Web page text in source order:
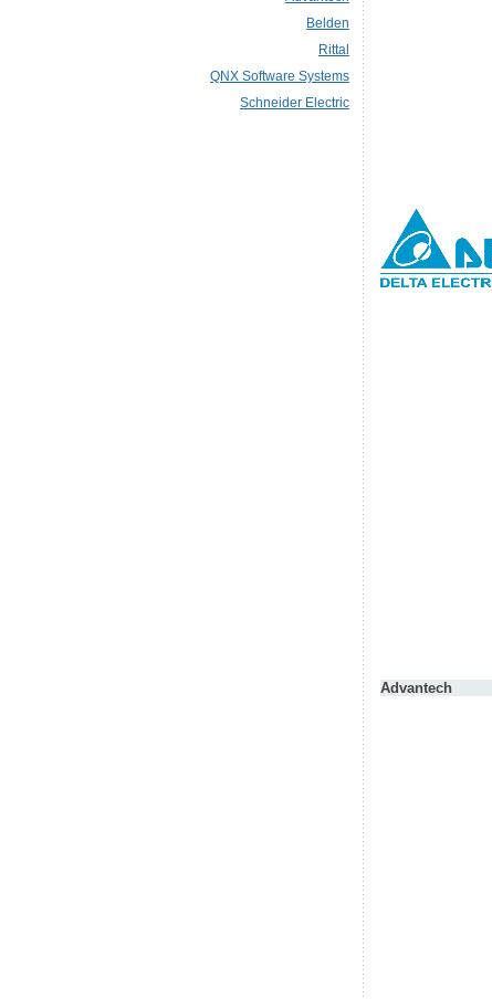
Belden
Rittal
QNX Software Systems
Schneider Electric
Advantech